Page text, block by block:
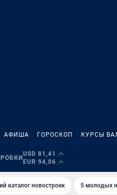
АФИША ГОРОСКОП КУРСЫ
USD 81,41
EUR 94,06
каталог новостроек 5 молодых